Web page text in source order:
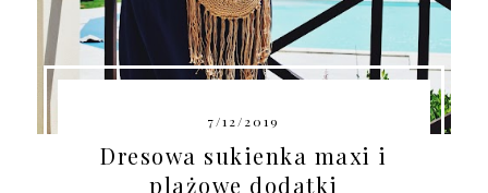
7/12/2019
Dresowa sukienka maxi i
plażowe dodatki